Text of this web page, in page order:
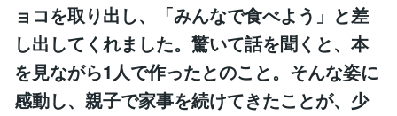
ョコを取り出し、「みんなで食べよう」と差
し出してくれました。驚いて話を聞くと、本
を見ながら1人で作ったとのこと。そんな姿に
感動し、親子で家事を続けてきたことが、少